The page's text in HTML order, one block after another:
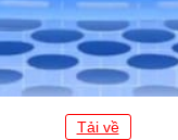
Tải về